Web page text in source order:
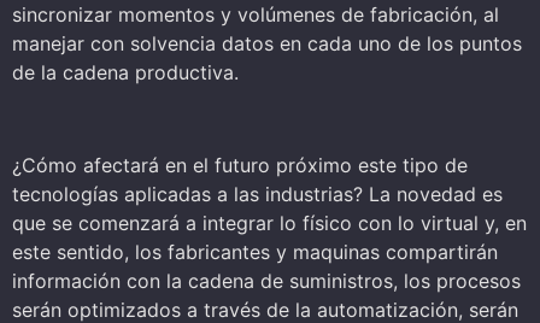
sincronizar momentos y volúmenes de fabricación, al
manejar con solvencia datos en cada uno de los puntos
de la cadena productiva.
¿Cómo afectará en el futuro próximo este tipo de
tecnologías aplicadas a las industrias? La novedad es
que se comenzará a integrar lo físico con lo virtual y, en
este sentido, los fabricantes y maquinas compartirán
información con la cadena de suministros, los procesos
serán optimizados a través de la automatización, serán